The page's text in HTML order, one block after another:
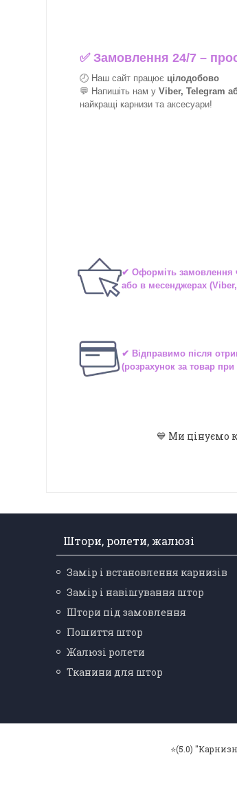
✅Замовлення 24/7 –
🕘 Наш сайт працює цілодобово
💬 Напишіть нам у Viber, Telegram
найкращі карнизи та аксесуари!
✔ Оформіть замовлення
або в месенджерах
✔ Відправимо після
(розрахунок за товар
💙 Ми цінуємо
Штори, ролети, жалюзі
Замір і встановлення карнизів
Замір і навішування штор
Штори під замовлення
Пошиття штор
Жалюзі ролети
Тканини для штор